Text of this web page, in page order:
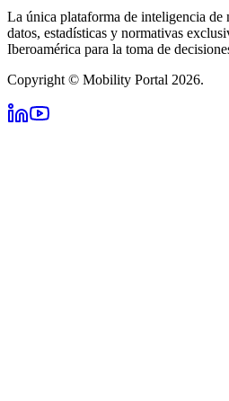
La única plataforma de inteligencia de
datos, estadísticas y normativas
Iberoamérica para la toma de
Copyright © Mobility Portal 2026.